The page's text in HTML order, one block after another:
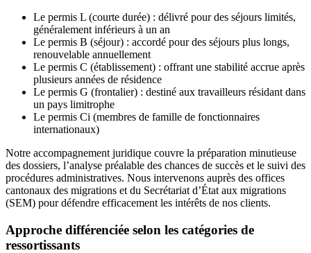
Le permis L (courte durée) : délivré pour des séjours limités,
généralement inférieurs à un an
Le permis B (séjour) : accordé pour des séjours plus longs,
renouvelable annuellement
Le permis C (établissement) : offrant une stabilité accrue après
plusieurs années de résidence
Le permis G (frontalier) : destiné aux travailleurs résidant dans
un pays limitrophe
Le permis Ci (membres de famille de fonctionnaires
internationaux)
Notre accompagnement juridique couvre la préparation minutieuse
des dossiers, l’analyse préalable des chances de succès et le suivi des
procédures administratives. Nous intervenons auprès des offices
cantonaux des migrations et du Secrétariat d’État aux migrations
(SEM) pour défendre efficacement les intérêts de nos clients.
Approche différenciée selon les catégories de
ressortissants